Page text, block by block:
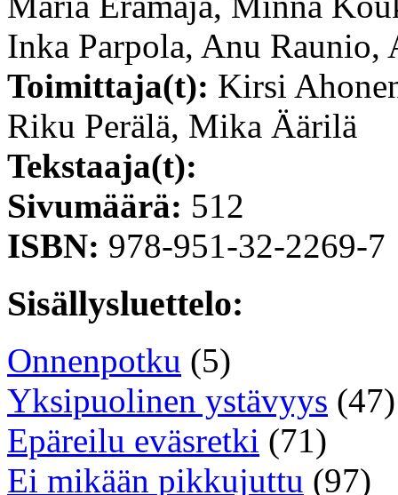
Inka Parpola, Anu
Toimittaja(t): Kirsi
Riku Perälä, Mika Äärilä
Tekstaaja(t):
Sivumäärä: 512
ISBN: 978-951-32-2269-7
Sisällysluettelo:
Onnenpotku (5)
Yksipuolinen ystävyys (47)
Epäreilu eväsretki (71)
Ei mikään pikkujuttu (97)